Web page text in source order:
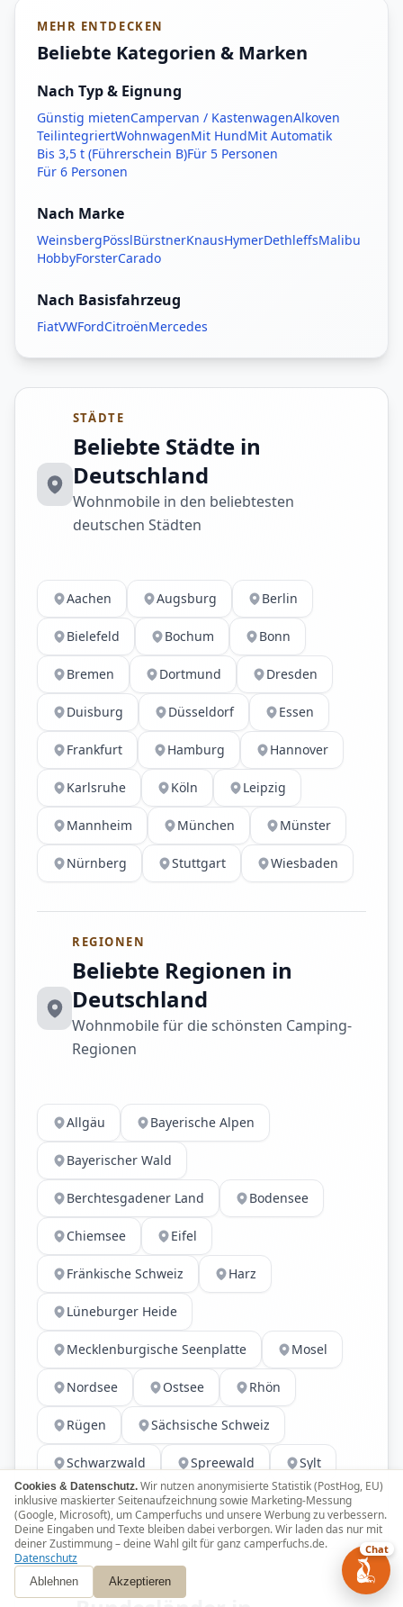
MEHR ENTDECKEN
Beliebte Kategorien & Marken
Nach Typ & Eignung
Günstig mietenCampervan / KastenwagenAlkoven
TeilintegriertWohnwagenMit HundMit Automatik
Bis 3,5 t (Führerschein B)Für 5 Personen
Für 6 Personen
Nach Marke
WeinsbergPösslBürstnerKnausHymerDethleffsMalibu
HobbyForsterCarado
Nach Basisfahrzeug
FiatVWFordCitroënMercedes
STÄDTE
Beliebte Städte in
Deutschland
Wohnmobile in den beliebtesten
deutschen Städten
Aachen Augsburg Berlin
Bielefeld Bochum Bonn
Bremen Dortmund Dresden
Duisburg Düsseldorf Essen
Frankfurt Hamburg Hannover
Karlsruhe Köln Leipzig
Mannheim München Münster
Nürnberg Stuttgart Wiesbaden
REGIONEN
Beliebte Regionen in
Deutschland
Wohnmobile für die schönsten Camping-
Regionen
Allgäu Bayerische Alpen
Bayerischer Wald
Berchtesgadener Land Bodensee
Chiemsee Eifel
Fränkische Schweiz Harz
Lüneburger Heide
Mecklenburgische Seenplatte Mosel
Nordsee Ostsee Rhön
Rügen Sächsische Schweiz
Schwarzwald Spreewald Sylt
Thüringer Wald Usedom
BUNDESLÄNDER
Cookies & Datenschutz. Wir nutzen anonymisierte Statistik (PostHog, EU)
inklusive maskierter Seitenaufzeichnung sowie Marketing-Messung
(Google, Microsoft), um Camperfuchs und unsere Werbung zu verbessern.
Deine Eingaben und Texte bleiben dabei verborgen. Wir laden das nur mit
deiner Zustimmung – deine Wahl gilt für ganz camperfuchs.de.
Datenschutz
Ablehnen Akzeptieren
Chat